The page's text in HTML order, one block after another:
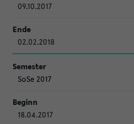
09.10.2017
02.02.2018
SoSe 2017
18.04.2017